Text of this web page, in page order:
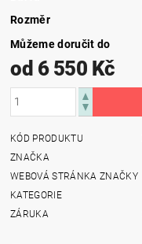
Rozměr
Můžeme doručit do
od 6 550 Kč
KÓD PRODUKTU
ZNAČKA
WEBOVÁ STRÁNKA ZNAČKY
KATEGORIE
ZÁRUKA